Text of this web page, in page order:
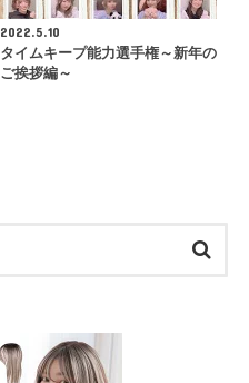
2022.5.10
タイムキープ能力選手権～新年の
ご挨拶編～